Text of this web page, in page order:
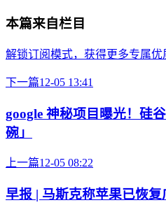
本篇来自栏目
解锁订阅模式，获得更多专属优
下一篇12-05 13:41
google 神秘项目曝光！硅
碗」
上一篇12-05 08:22
早报 | 马斯克称苹果已恢